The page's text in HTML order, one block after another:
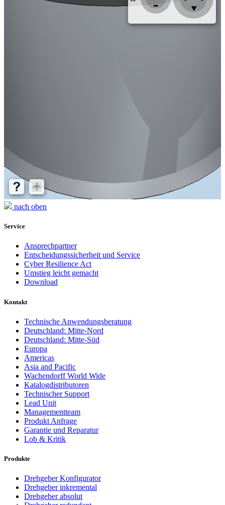
nach oben
Service
Ansprechpartner
Entscheidungssicherheit und Service
Cyber Resilience Act
Umstieg leicht gemacht
Download
Kontakt
Technische Anwendungsberatung
Deutschland: Mitte-Nord
Deutschland: Mitte-Süd
Europa
Americas
Asia and Pacific
Wachendorff World Wide
Katalogdistributoren
Technischer Support
Lead Unit
Managementteam
Produkt Anfrage
Garantie und Reparatur
Lob & Kritik
Produkte
Drehgeber Konfigurator
Drehgeber inkremental
Drehgeber absolut